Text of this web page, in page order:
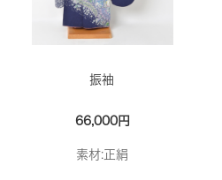
振袖
66,000円
素材:正絹